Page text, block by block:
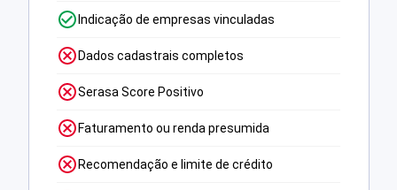
Indicação de empresas vinculadas
Dados cadastrais completos
Serasa Score Positivo
Faturamento ou renda presumida
Recomendação e limite de crédito